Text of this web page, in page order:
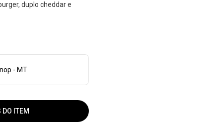
duplo cheddar e
- MT
DO ITEM